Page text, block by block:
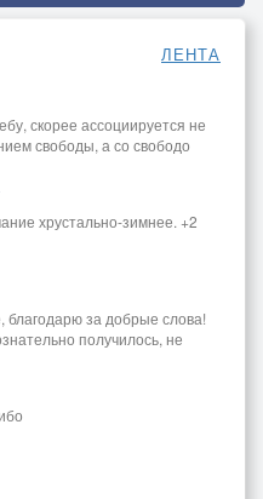
ЛЕНТА
скорее ассоциируется не
свободы, а со свободо
хрустально-зимнее. +2
благодарю за добрые слова!
получилось, не